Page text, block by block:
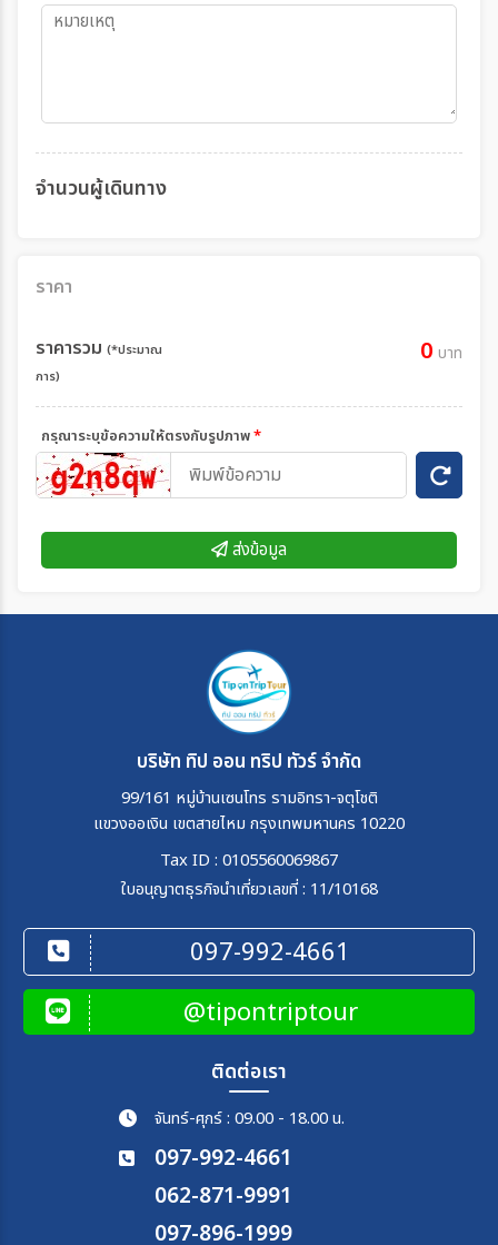
จำนวนผู้เดินทาง
ราคา
ราคารวม (*ประมาณ
การ)
0 บาท
กรุณาระบุข้อความให้ตรงกับรูปภาพ*
ส่งข้อมูล
บริษัท ทิป ออน ทริป ทัวร์ จำกัด
99/161 หมู่บ้านเซนโทร รามอิทรา-จตุโชติ
แขวงออเงิน เขตสายไหม กรุงเทพมหานคร 10220
Tax ID : 0105560069867
ใบอนุญาตธุรกิจนำเที่ยวเลขที่ : 11/10168
097-992-4661
@tipontriptour
ติดต่อเรา
จันทร์-ศุกร์ : 09.00 - 18.00 น.
097-992-4661
062-871-9991
097-896-1999